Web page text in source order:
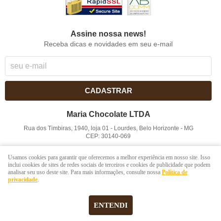
Assine nossa news!
Receba dicas e novidades em seu e-mail
CADASTRAR
Maria Chocolate LTDA
Rua dos Timbiras, 1940, loja 01 - Lourdes, Belo Horizonte - MG
CEP: 30140-069
LOJA VIRTUAL CRIADA POR
Usamos cookies para garantir que oferecemos a melhor experiência em nosso site. Isso
inclui cookies de sites de redes sociais de terceiros e cookies de publicidade que podem
analisar seu uso deste site. Para mais informações, consulte nossa Política de
privacidade.
ENTENDI